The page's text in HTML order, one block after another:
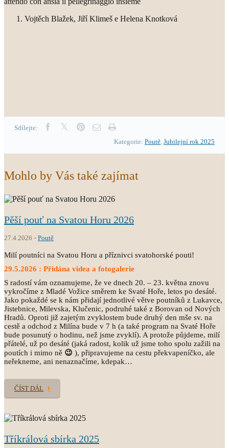
Vojtěch Blažek, Jiří Klimeš e Helena Knotková
Sdílejte:
Kategorie: Poutě, Jubilejní rok 2025
Mohlo by Vás také zajímat
Pěší pouť na Svatou Horu 2026
27.4.2026 Poutě
Milí poutníci na Svatou Horu a příznivci svatohorské pouti!
29.5.2026 : Přidána videa a fotogalerie
S radostí vám oznamujeme, že ve dnech 20. – 23. května znovu
vykročíme z Mladé Vožice směrem ke Svaté Hoře, letos po desáté.
Jako pokaždé se k nám přidají jednotlivé větve poutníků z Lukavce,
Jistebnice, Milevska, Klučenic, podruhé také z Borovan od Nových
Hradů. Oproti již zajetým zvyklostem bude druhý den mše sv. na
cestě a odchod z Milína bude v 7 h (a také program na Svaté Hoře
bude posunutý o hodinu, než jsme zvyklí). A protože půjdeme, milí
přátelé, už po desáté (jaká radost, kolik už jsme toho spolu zažili na
poutích i mimo ně 😉 ), připravujeme na cestu překvapeníčko, ale
neřekneme, ani nenaznačíme, kdepak…
ČÍST DÁL
Tříkrálová sbírka 2025